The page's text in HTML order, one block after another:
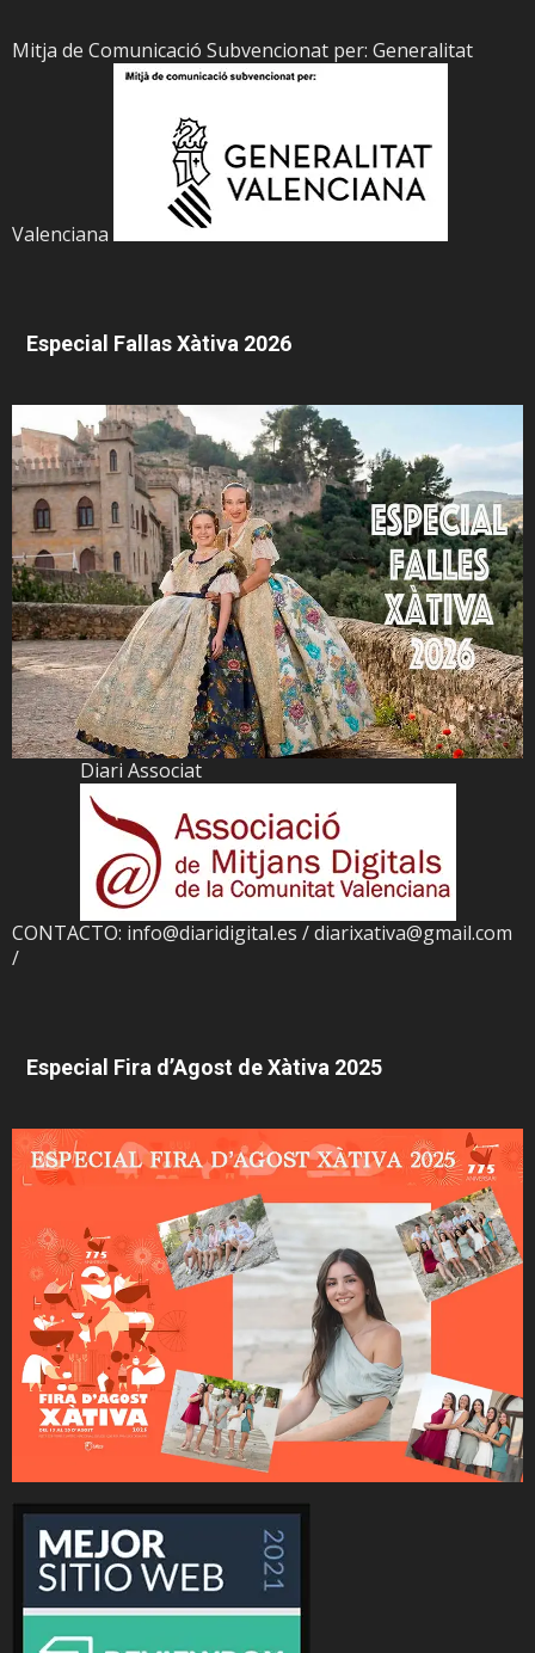
Mitja de Comunicació Subvencionat per: Generalitat
Valenciana
Especial Fallas Xàtiva 2026
Diari Associat
CONTACTO: info@diaridigital.es / diarixativa@gmail.com
/
Especial Fira d’Agost de Xàtiva 2025